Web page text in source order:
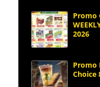
Promo
2026
Promo
Choice